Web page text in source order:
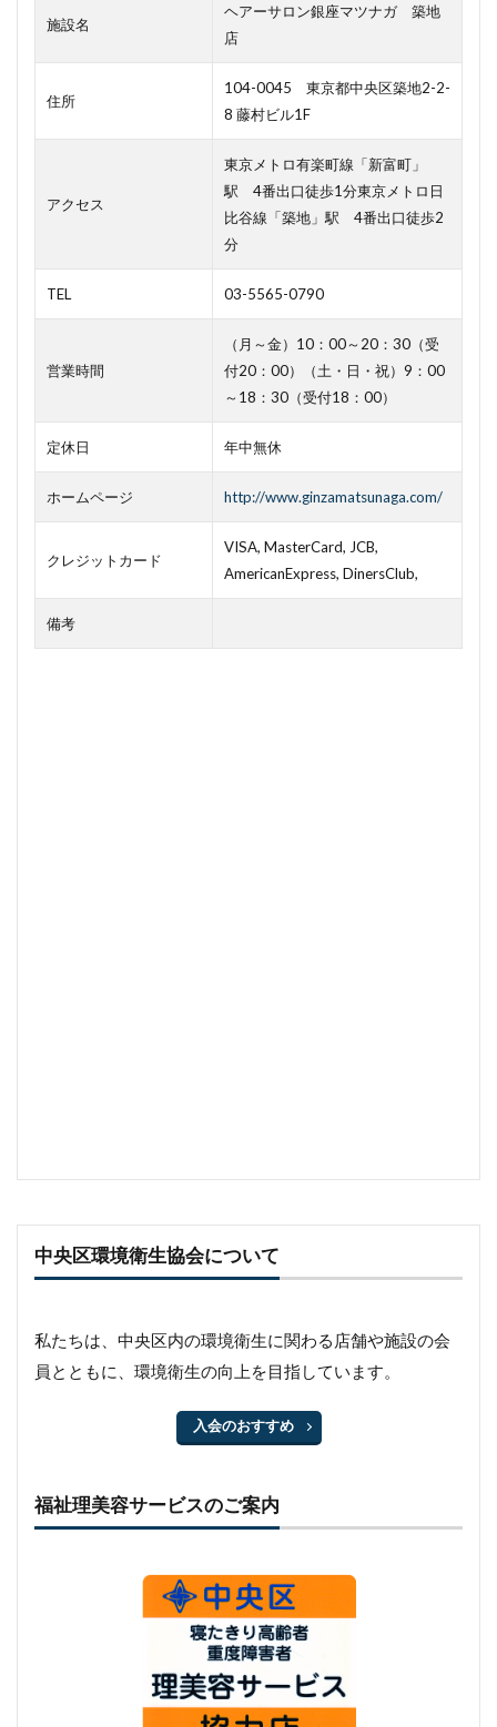
施設名
ヘアーサロン銀座マツナガ 築地
店
住所
104-0045 東京都中央区築地2-2-
8 藤村ビル1F
アクセス
東京メトロ有楽町線「新富町」
駅 4番出口徒歩1分東京メトロ日
比谷線「築地」駅 4番出口徒歩2
分
TEL 03-5565-0790
営業時間
（月～金）10：00～20：30（受
付20：00）（土・日・祝）9：00
～18：30（受付18：00）
定休日 年中無休
ホームページ http://www.ginzamatsunaga.com/
クレジットカード
VISA, MasterCard, JCB,
AmericanExpress, DinersClub,
備考
中央区環境衛生協会について
私たちは、中央区内の環境衛生に関わる店舗や施設の会
員とともに、環境衛生の向上を目指しています。
入会のおすすめ
福祉理美容サービスのご案内